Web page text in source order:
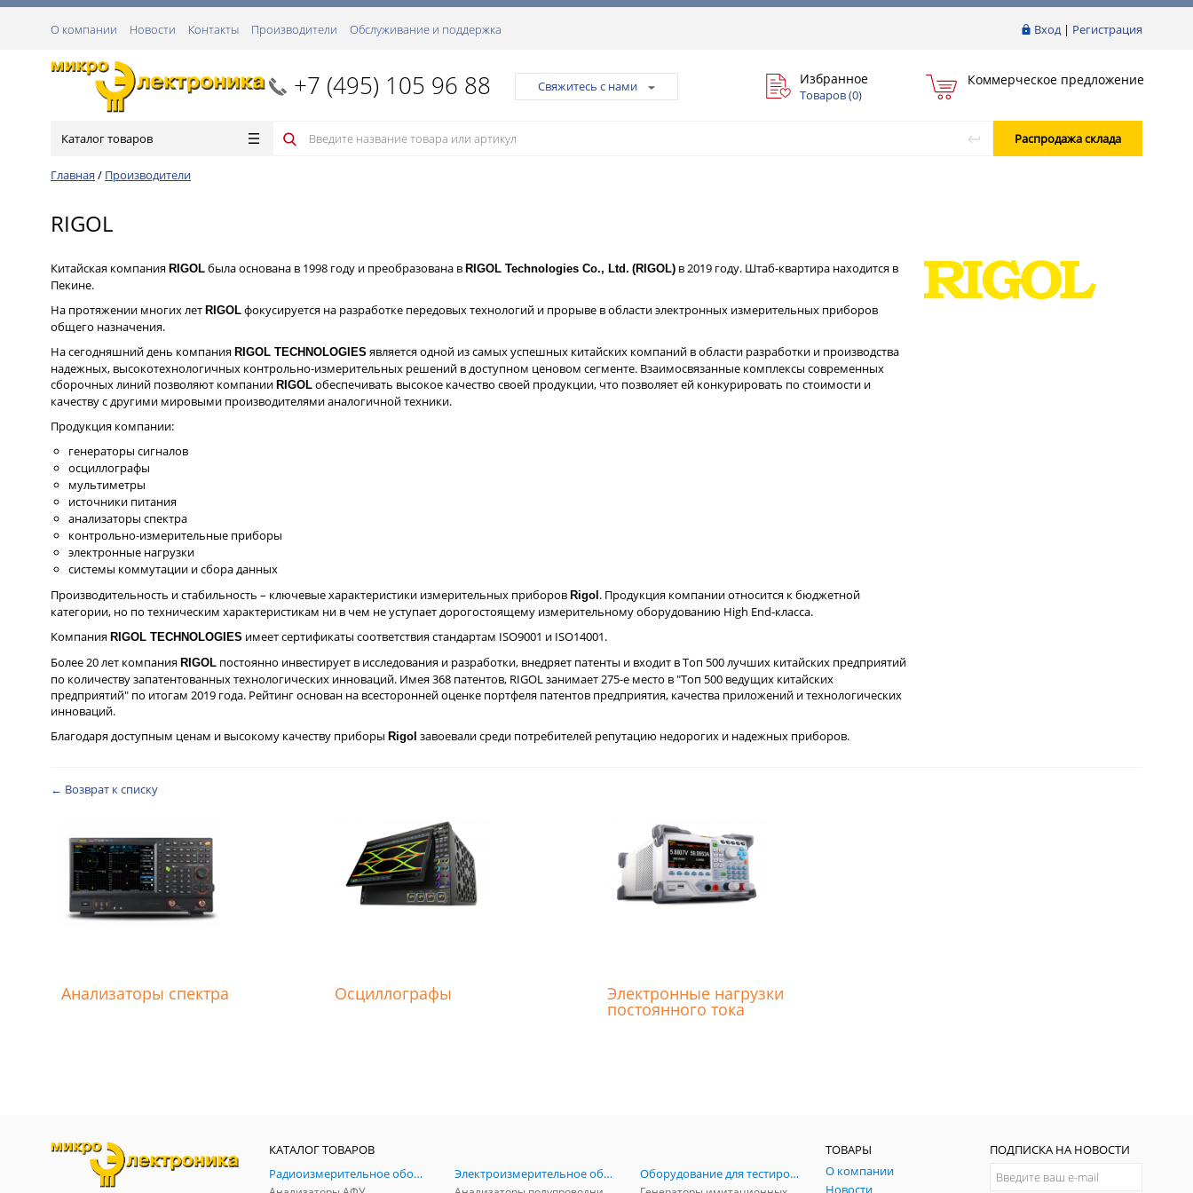
Вход| Регистрация
О компании Новости Контакты Производители Обслуживание и поддержка
+7 (495) 105 96 88 Свяжитесь с нами Избранное
Товаров (0)
Коммерческое предложение
Каталог товаров Распродажа склада
Главная / Производители
RIGOL
Китайская компания RIGOL была основана в 1998 году и преобразована в RIGOL Technologies Co., Ltd. (RIGOL) в 2019 году. Штаб-квартира находится в
Пекине.
На протяжении многих лет RIGOL фокусируется на разработке передовых технологий и прорыве в области электронных измерительных приборов
общего назначения.
На сегодняшний день компания RIGOL TECHNOLOGIES является одной из самых успешных китайских компаний в области разработки и производства
надежных, высокотехнологичных контрольно-измерительных решений в доступном ценовом сегменте. Взаимосвязанные комплексы современных
сборочных линий позволяют компании RIGOL обеспечивать высокое качество своей продукции, что позволяет ей конкурировать по стоимости и
качеству с другими мировыми производителями аналогичной техники.
Продукция компании:
генераторы сигналов
осциллографы
мультиметры
источники питания
анализаторы спектра
контрольно-измерительные приборы
электронные нагрузки
системы коммутации и сбора данных
Производительность и стабильность – ключевые характеристики измерительных приборов Rigol. Продукция компании относится к бюджетной
категории, но по техническим характеристикам ни в чем не уступает дорогостоящему измерительному оборудованию High End-класса.
Компания RIGOL TECHNOLOGIES имеет сертификаты соответствия стандартам ISO9001 и ISO14001.
Более 20 лет компания RIGOL постоянно инвестирует в исследования и разработки, внедряет патенты и входит в Топ 500 лучших китайских предприятий
по количеству запатентованных технологических инноваций. Имея 368 патентов, RIGOL занимает 275-е место в "Топ 500 ведущих китайских
предприятий" по итогам 2019 года. Рейтинг основан на всесторонней оценке портфеля патентов предприятия, качества приложений и технологических
инноваций.
Благодаря доступным ценам и высокому качеству приборы Rigol завоевали среди потребителей репутацию недорогих и надежных приборов.
← Возврат к списку
Анализаторы спектра Осциллографы Электронные нагрузки
постоянного тока
КАТАЛОГ ТОВАРОВ
Радиоизмерительное оборудование
Электроизмерительное оборудование Оборудование для тестирования и симуляции ГНСС
ТОВАРЫ
О компании
Новости
ПОДПИСКА НА НОВОСТИ